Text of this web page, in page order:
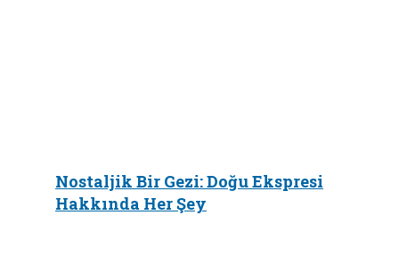
Nostaljik Bir Gezi: Doğu Ekspresi
Hakkında Her Şey